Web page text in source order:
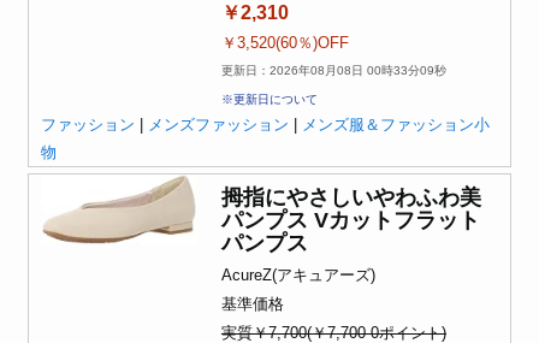
￥2,310
￥3,520(60％)OFF
更新日：2026年08月08日 00時33分09秒
※更新日について
ファッション メンズファッション
メンズ服＆ファッション小
物
拇指にやさしいやわふわ美
パンプス Vカットフラット
パンプス
AcureZ(アキュアーズ)
基準価格
実質￥7,700(￥7,700-0ポイント)